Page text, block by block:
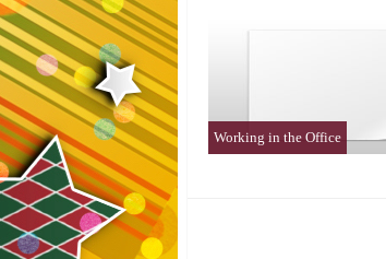
Working in the Office